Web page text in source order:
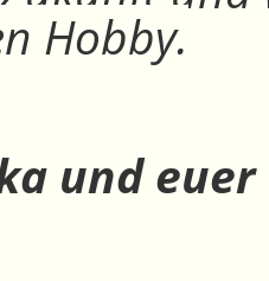
Hobby.
und